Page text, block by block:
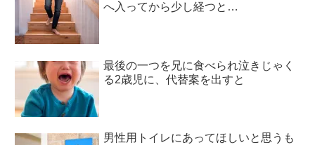
へ入ってから少し経つと…
最後の一つを兄に食べられ泣きじゃく
る2歳児に、代替案を出すと
男性用トイレにあってほしいと思うも